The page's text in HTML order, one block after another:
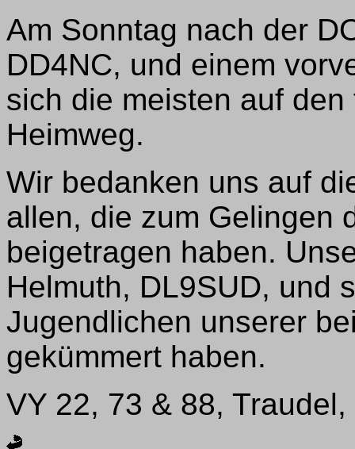
Am Sonntag nach der
DD4NC, und einem
sich die meisten auf
Heimweg.
Wir bedanken uns auf
allen, die zum Gelingen
beigetragen haben.
Helmuth, DL9SUD, und
Jugendlichen unserer
gekümmert haben.
VY 22, 73 & 88,